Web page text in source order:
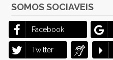
SOMOS SOCIAVEIS
Facebook
Twitter